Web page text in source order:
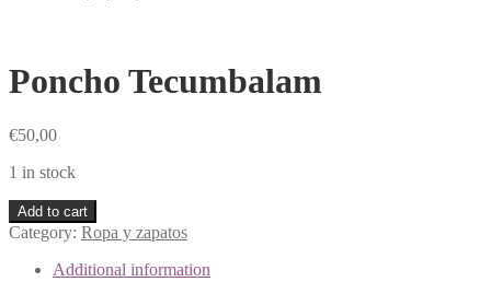
Poncho Tecumbalam
€50,00
1 in stock
Add to cart
Category: Ropa y zapatos
Additional information